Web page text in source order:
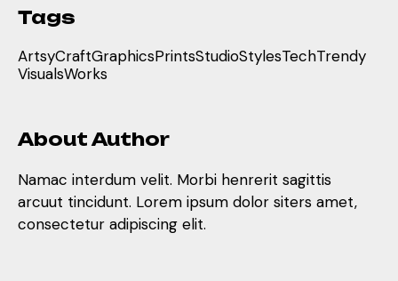
Tags
ArtsyCraftGraphicsPrintsStudioStylesTechTrendy
VisualsWorks
About Author
Namac interdum velit. Morbi henrerit sagittis
arcuut tincidunt. Lorem ipsum dolor siters amet,
consectetur adipiscing elit.